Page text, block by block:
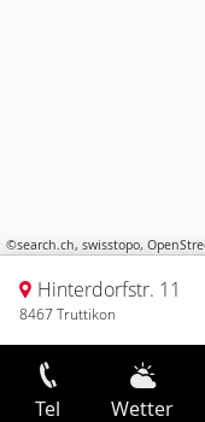
©search.ch, swisstopo,
Hinterdorfstr. 11
8467 Truttikon
Tel Wetter